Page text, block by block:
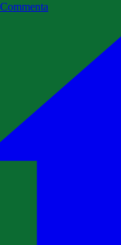
Commenta